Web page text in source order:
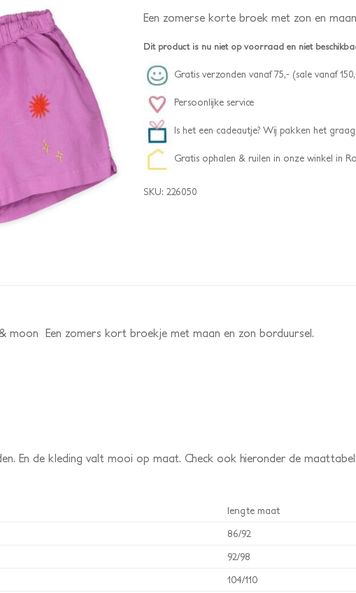
Een zomerse korte broek met zon en
Dit product is nu niet op voorraad en niet
Gratis verzonden vanaf 75,- (sale vanaf
Persoonlijke service
Is het een cadeautje? Wij pakken het
Gratis ophalen & ruilen in onze winkel in
SKU: 226050
moon Een zomers kort broekje met maan en zon borduursel.
En de kleding valt mooi op maat. Check ook hieronder de
lengte maat
86/92
92/98
104/110